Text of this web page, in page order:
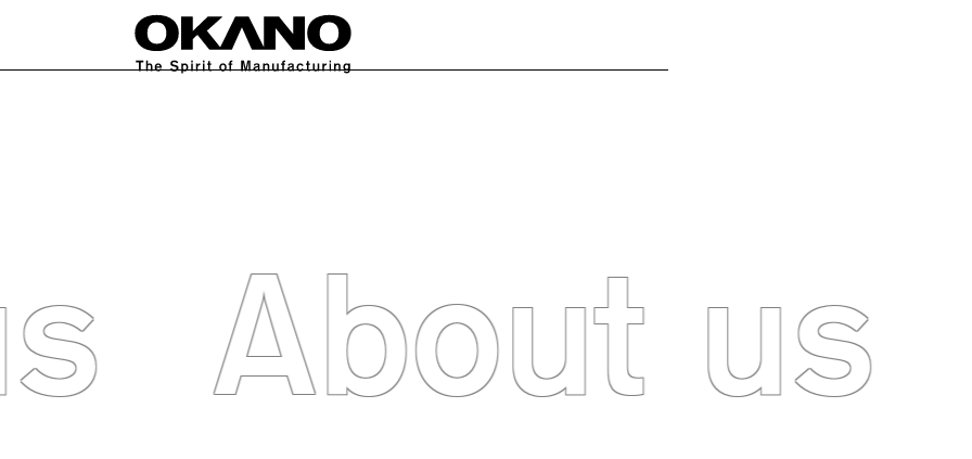
ABOUT US WORKS FEATURE NEWS
About us